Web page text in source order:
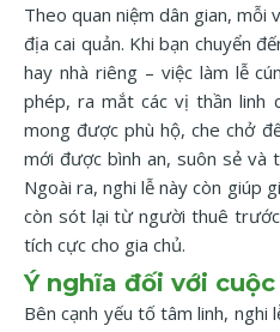
Theo quan niệm dân gian, mỗi
địa cai quản. Khi bạn chuyển
hay nhà riêng – việc làm lễ
phép, ra mắt các vị thần linh
mong được phù hộ, che chở
mới được bình an, suôn sẻ và
Ngoài ra, nghi lễ này còn giúp
còn sót lại từ người thuê
tích cực cho gia chủ.
Ý nghĩa đối với
Bên cạnh yếu tố tâm linh, nghi